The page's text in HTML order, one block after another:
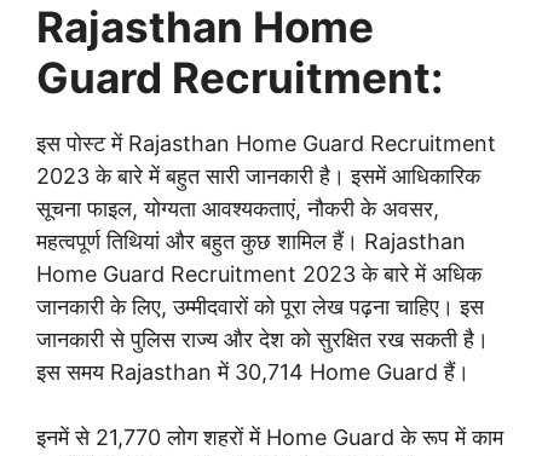
Rajasthan Home
Guard Recruitment:
इस पोस्ट में Rajasthan Home Guard Recruitment
2023 के बारे में बहुत सारी जानकारी है। इसमें आधिकारिक
सूचना फाइल, योग्यता आवश्यकताएं, नौकरी के अवसर,
महत्वपूर्ण तिथियां और बहुत कुछ शामिल हैं। Rajasthan
Home Guard Recruitment 2023 के बारे में अधिक
जानकारी के लिए, उम्मीदवारों को पूरा लेख पढ़ना चाहिए। इस
जानकारी से पुलिस राज्य और देश को सुरक्षित रख सकती है।
इस समय Rajasthan में 30,714 Home Guard हैं।
इनमें से 21,770 लोग शहरों में Home Guard के रूप में काम